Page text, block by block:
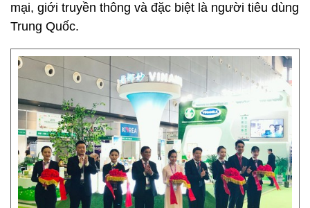
mại, giới truyền thông và đặc biệt là người tiêu dùng
Trung Quốc.